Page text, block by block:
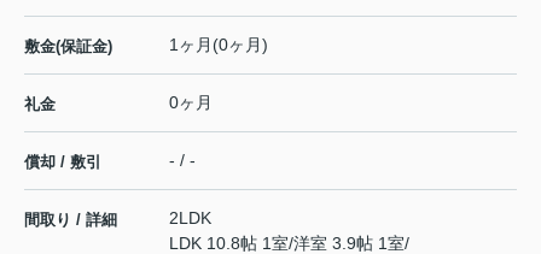
敷金(保証金) 1ヶ月(0ヶ月)
礼金 0ヶ月
償却 / 敷引 - / -
間取り / 詳細
2LDK
LDK 10.8帖 1室/洋室 3.9帖 1室/